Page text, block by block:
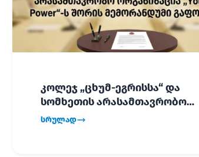
კოლეჯ „ცხუმ-ეგრისსა“ და
სომხეთის არასამთავრობო
ორგანიზაცია „Youth is Power“-ს
სრულად